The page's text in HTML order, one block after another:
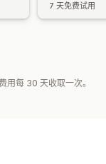
7 天免费试用
用每 30 天收取一次。